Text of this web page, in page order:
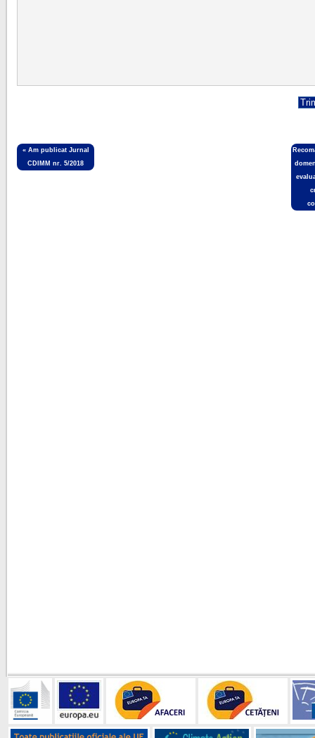
« Am publicat Jurnal
CDIMM nr. 5/2018